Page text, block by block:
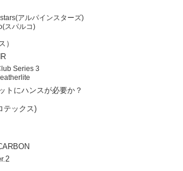
アルパインスターズ)
スパルコ)
）
Series 3
トにハンスが必要か？
テックス)